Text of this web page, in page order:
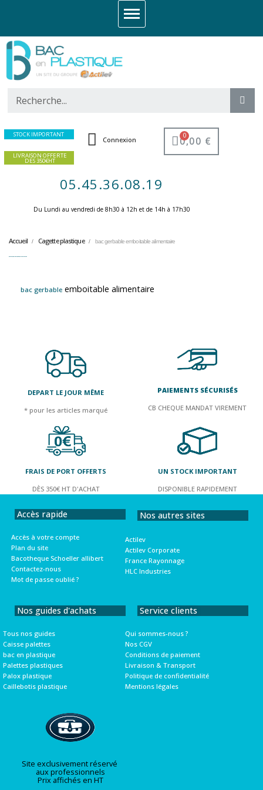
STOCK IMPORTANT
LIVRAISON OFFERTE
DES 350€HT
Connexion 0,00 €
05.45.36.08.19
Du Lundi au vendredi de 8h30 à 12h et de 14h à 17h30 ​
Accueil Cagette plastique bac gerbable emboitable alimentaire
bac gerbable emboitable alimentaire
DEPART LE JOUR MÊME
* pour les articles marqué
PAIEMENTS SÉCURISÉS
CB CHEQUE MANDAT VIREMENT
FRAIS DE PORT OFFERTS
DÈS 350€ HT D'ACHAT
UN STOCK IMPORTANT
DISPONIBLE RAPIDEMENT
Accès rapide
Accès à votre compte
Plan du site
Bacotheque Schoeller allibert
Contactez-nous
Mot de passe oublié ?
Nos autres sites
Actilev
Actilev Corporate
France Rayonnage
HLC Industries
Nos guides d'achats
Tous nos guides
Caisse palettes
bac en plastique
Palettes plastiques
Palox plastique
Caillebotis plastique
Service clients
Qui sommes-nous ?
Nos CGV
Conditions de paiement
Livraison & Transport
Politique de confidentialité
Mentions légales
Site exclusivement réservé
aux professionnels
Prix affichés en HT